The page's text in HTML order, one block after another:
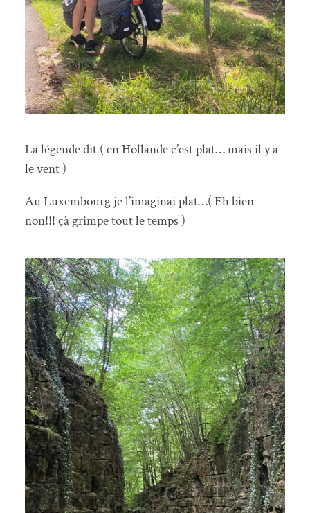
La légende dit ( en Hollande c’est plat… mais il y a
le vent )
Au Luxembourg je l’imaginai plat…( Eh bien
non!!! çà grimpe tout le temps )